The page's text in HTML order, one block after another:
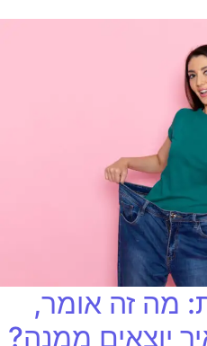
מה זה אומר,
יוצאים ממנה?